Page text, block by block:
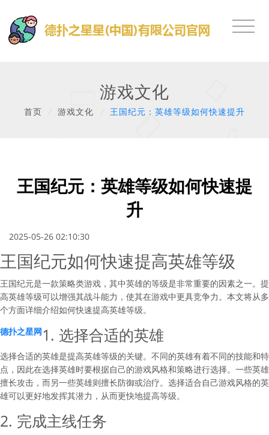
游戏文化
首页 游戏文化 王国纪元：英雄等级如何快速提升
王国纪元：英雄等级如何快速提
升
2025-05-26 02:10:30
王国纪元如何快速提高英雄等级
王国纪元是一款策略类游戏，其中英雄的等级是非常重要的因素之一。提
高英雄等级可以增强其战斗能力，使其在游戏中更具竞争力。本文将从多
个方面详细介绍如何快速提高英雄等级。
德扑之星网1. 选择合适的英雄
选择合适的英雄是提高英雄等级的关键。不同的英雄有着不同的技能和特
点，因此在选择英雄时要根据自己的游戏风格和策略进行选择。一些英雄
擅长攻击，而另一些英雄则擅长防御或治疗。选择适合自己游戏风格的英
雄可以更好地发挥其潜力，从而更快地提高等级。
2. 完成主线任务